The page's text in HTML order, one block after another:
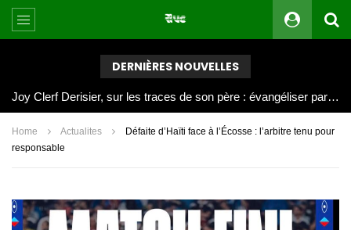
DERNIÈRES NOUVELLES
Joy Clerf Derisier, sur les traces de son père : évangéliser par la musique
Home Actualites
Défaite d’Haïti face à l’Écosse : l’arbitre tenu pour
responsable